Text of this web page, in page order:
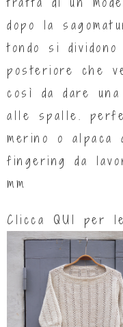
dopo la
tondo si
posteriore che
così da dare
alle spalle.
merino o
fingering da
mm
Clicca QUI per